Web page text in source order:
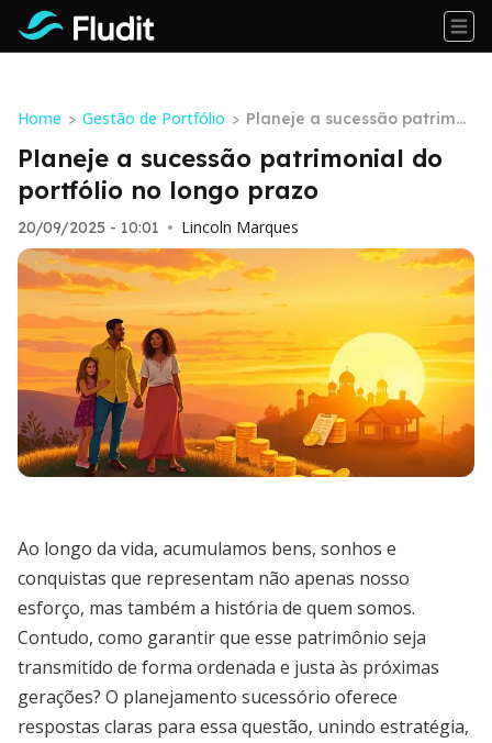
Home > Gestão de Portfólio > Planeje a sucessão patrimo
nial do portfólio no longo pr
azo
Planeje a sucessão patrimonial do
portfólio no longo prazo
20/09/2025 - 10:01 • Lincoln Marques
Ao longo da vida, acumulamos bens, sonhos e
conquistas que representam não apenas nosso
esforço, mas também a história de quem somos.
Contudo, como garantir que esse patrimônio seja
transmitido de forma ordenada e justa às próximas
gerações? O planejamento sucessório oferece
respostas claras para essa questão, unindo estratégia,